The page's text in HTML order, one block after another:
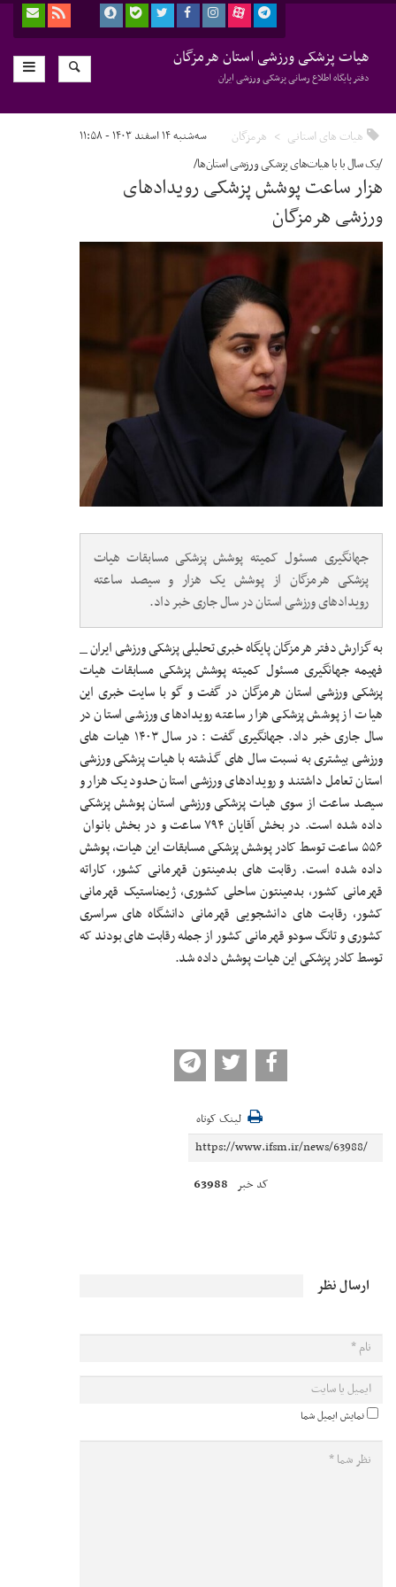
هیات پزشکی ورزشی استان هرمزگان
دفتر پایگاه اطلاع رسانی پزشکی ورزشی ایران
هیات های استانی هرمزگان سه‌شنبه ۱۴ اسفند ۱۴۰۳ - ۱۱:۵۸
/یک سال با با هیات‌های پزشکی ورزشی استان‌ها/
هزار ساعت پوشش پزشکی رویدادهای
ورزشی هرمزگان
جهانگیری مسئول کمیته پوشش پزشکی مسابقات هیات
پزشکی هرمزگان از پوشش یک هزار و سیصد ساعته
رویدادهای ورزشی استان در سال جاری خبر داد.
به گزارش دفتر هرمزگان پایگاه خبری تحلیلی پزشکی ورزشی ایران _
فهیمه جهانگیری مسئول کمیته پوشش پزشکی مسابقات هیات
پزشکی ورزشی استان هرمزگان در گفت و گو با سایت خبری این
هیات از پوشش پزشکی هزار ساعته رویدادهای ورزشی استان در
سال جاری خبر داد. جهانگیری گفت : در سال ۱۴۰۳ هیات های
ورزشی بیشتری به نسبت سال های گذشته با هیات پزشکی ورزشی
استان تعامل داشتند و رویدادهای ورزشی استان حدود یک هزار و
سیصد ساعت از سوی هیات پزشکی ورزشی استان پوشش پزشکی
داده شده است. در بخش آقایان ۷۹۴ ساعت و در بخش بانوان
۵۵۶ ساعت توسط کادر پوشش پزشکی مسابقات این هیات، پوشش
داده شده است. رقابت های بدمینتون قهرمانی کشور، کاراته
قهرمانی کشور، بدمینتون ساحلی کشوری، ژیمناستیک قهرمانی
کشور، رقابت های دانشجویی قهرمانی دانشگاه های سراسری
کشوری و تانگ سودو قهرمانی کشور از جمله رقابت های بودند که
توسط کادر پزشکی این هیات پوشش داده شد.
لینک کوتاه
کد خبر 63988
ارسال نظر
نمایش ایمیل شما